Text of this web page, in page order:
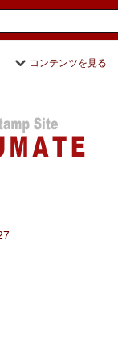
コンテンツを見る